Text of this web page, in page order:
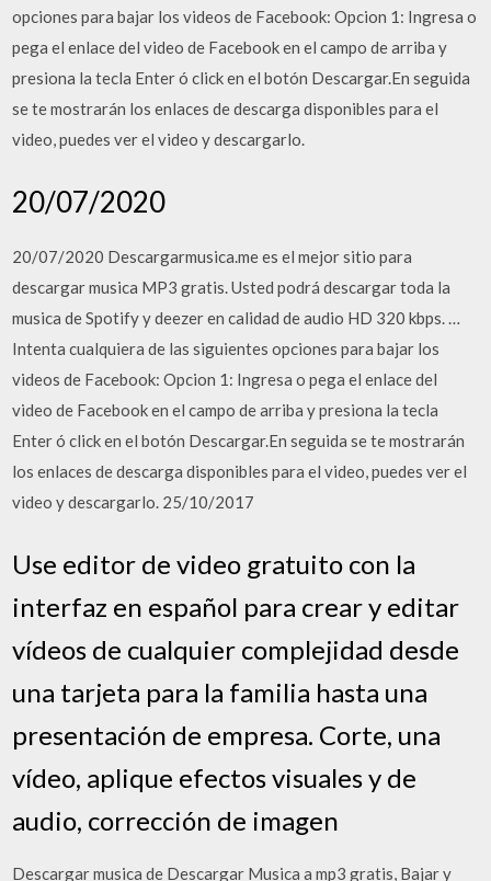
opciones para bajar los videos de Facebook: Opcion 1: Ingresa o
pega el enlace del video de Facebook en el campo de arriba y
presiona la tecla Enter ó click en el botón Descargar.En seguida
se te mostrarán los enlaces de descarga disponibles para el
video, puedes ver el video y descargarlo.
20/07/2020
20/07/2020 Descargarmusica.me es el mejor sitio para
descargar musica MP3 gratis. Usted podrá descargar toda la
musica de Spotify y deezer en calidad de audio HD 320 kbps. …
Intenta cualquiera de las siguientes opciones para bajar los
videos de Facebook: Opcion 1: Ingresa o pega el enlace del
video de Facebook en el campo de arriba y presiona la tecla
Enter ó click en el botón Descargar.En seguida se te mostrarán
los enlaces de descarga disponibles para el video, puedes ver el
video y descargarlo. 25/10/2017
Use editor de video gratuito con la
interfaz en español para crear y editar
vídeos de cualquier complejidad desde
una tarjeta para la familia hasta una
presentación de empresa. Corte, una
vídeo, aplique efectos visuales y de
audio, corrección de imagen
Descargar musica de Descargar Musica a mp3 gratis, Bajar y